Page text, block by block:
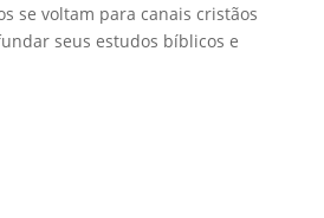
se voltam para canais cristãos
seus estudos bíblicos e